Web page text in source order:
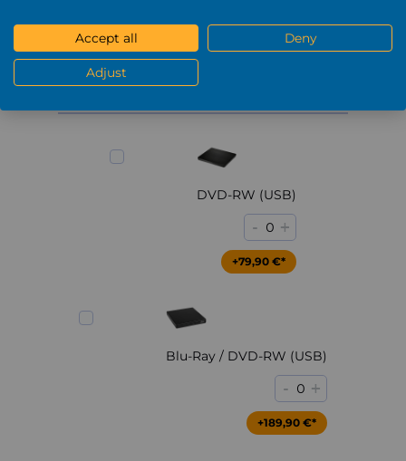
Mostra di più
DVD / Blu-Ray
DVD-RW (USB)
- 0 +
+79,90 €*
Blu-Ray / DVD-RW (USB)
- 0 +
+189,90 €*
Accept all Deny
Adjust